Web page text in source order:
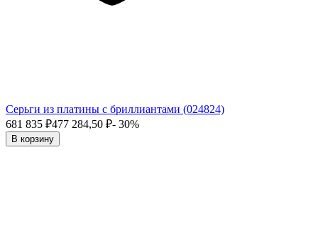
Серьги из платины с бриллиантами (024824)
681 835 ₽477 284,50 ₽- 30%
В корзину